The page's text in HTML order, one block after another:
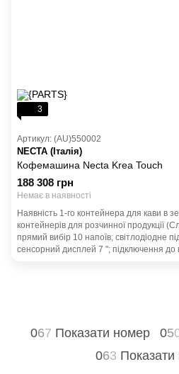
3
Артикул: (AU)550002
NECTA (Італія)
Кофемашина Necta Krea Touch
188 308 грн
Немає в наявності
Наявність 1-го контейнера для кави в
контейнерів для розчинної продукції
прямий вибір 10 напоїв; світлодіодне
сенсорний дисплей 7 "; підключення до
067 Показати номер 05
063